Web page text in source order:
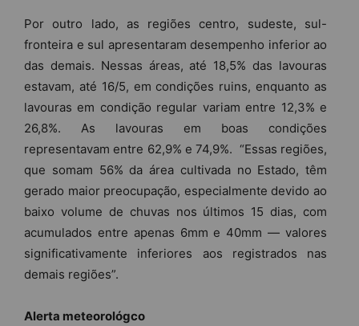
Por outro lado, as regiões centro, sudeste, sul-
fronteira e sul apresentaram desempenho inferior ao
das demais. Nessas áreas, até 18,5% das lavouras
estavam, até 16/5, em condições ruins, enquanto as
lavouras em condição regular variam entre 12,3% e
26,8%. As lavouras em boas condições
representavam entre 62,9% e 74,9%. “Essas regiões,
que somam 56% da área cultivada no Estado, têm
gerado maior preocupação, especialmente devido ao
baixo volume de chuvas nos últimos 15 dias, com
acumulados entre apenas 6mm e 40mm — valores
significativamente inferiores aos registrados nas
demais regiões”.
Alerta meteorológco